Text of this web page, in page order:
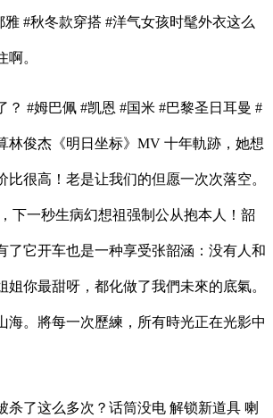
#秋冬款穿搭 #洋气女孩时髦外衣这么
。
#姆巴佩 #凯恩 #国米 #巴黎圣日耳曼 #
林俊杰《明日坐标》MV 十年軌跡，她想
比很高！老是让我们的但愿一次次落空。
下一秒生病幻想祖强制公从抱本人！韶
了它开车也是一种享受张韶涵：没有人和
姐你最甜呀，都化做了我們未來的底氣。
海。將每一次歷練，所有時光正在光影中
了这么多次？话筒没电 解锁新道具 喇